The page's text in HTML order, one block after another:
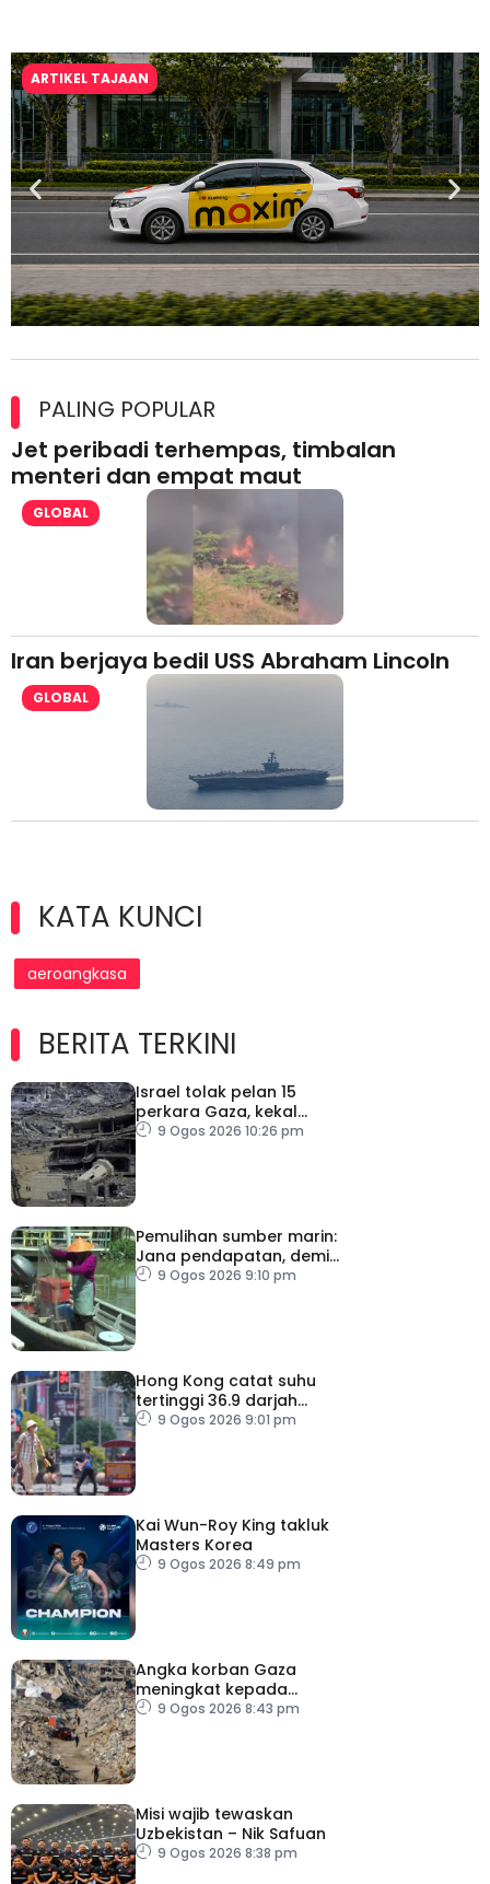
ARTIKEL TAJAAN
lesen separuh pertama 2026
PALING POPULAR
Jet peribadi terhempas, timbalan
menteri dan empat maut
GLOBAL
Iran berjaya bedil USS Abraham Lincoln
GLOBAL
KATA KUNCI
aeroangkasa
BERITA TERKINI
Israel tolak pelan 15
perkara Gaza, kekal
desak Hamas lucut
9 Ogos 2026 10:26 pm
Pemulihan sumber marin:
Jana pendapatan, demi
kelangsungan hidup
9 Ogos 2026 9:10 pm
Hong Kong catat suhu
tertinggi 36.9 darjah
celsius
9 Ogos 2026 9:01 pm
Kai Wun-Roy King takluk
Masters Korea
9 Ogos 2026 8:49 pm
Angka korban Gaza
meningkat kepada
73,386 orang
9 Ogos 2026 8:43 pm
Misi wajib tewaskan
Uzbekistan – Nik Safuan
9 Ogos 2026 8:38 pm